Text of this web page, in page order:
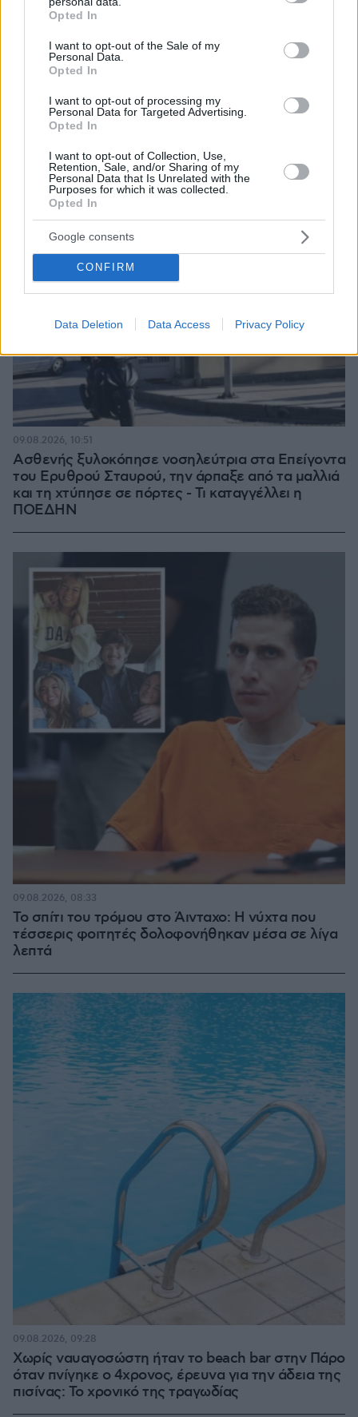
grant or deny consent to Google and its third-party tags to
use your data for below specified purposes in below Google
consent section.
Opted In
I want to opt-out of the Sale of my
Personal Data.
Opted In
I want to opt-out of processing my
Personal Data for Targeted Advertising.
Opted In
I want to opt-out of Collection, Use,
Retention, Sale, and/or Sharing of my
Personal Data that Is Unrelated with the
Purposes for which it was collected.
Opted In
Google consents
CONFIRM
Data Deletion Data Access Privacy Policy
ΤΑ ΠΙΟ ΔΗΜΟΦΙΛΗ
Ασθενής ξυλοκόπησε νοσηλεύτρια στα Επείγοντα
του Ερυθρού Σταυρού, την άρπαξε από τα μαλλιά
και τη χτύπησε σε πόρτες - Τι καταγγέλλει η
ΠΟΕΔΗΝ
09.08.2026, 10:51
Το σπίτι του τρόμου στο Άινταχο: Η νύχτα που
τέσσερις φοιτητές δολοφονήθηκαν μέσα σε λίγα
λεπτά
09.08.2026, 08:33
Χωρίς ναυαγοσώστη ήταν το beach bar στην Πάρο
όταν πνίγηκε ο 4χρονος, έρευνα για την άδεια της
πισίνας: Το χρονικό της τραγωδίας
09.08.2026, 09:28